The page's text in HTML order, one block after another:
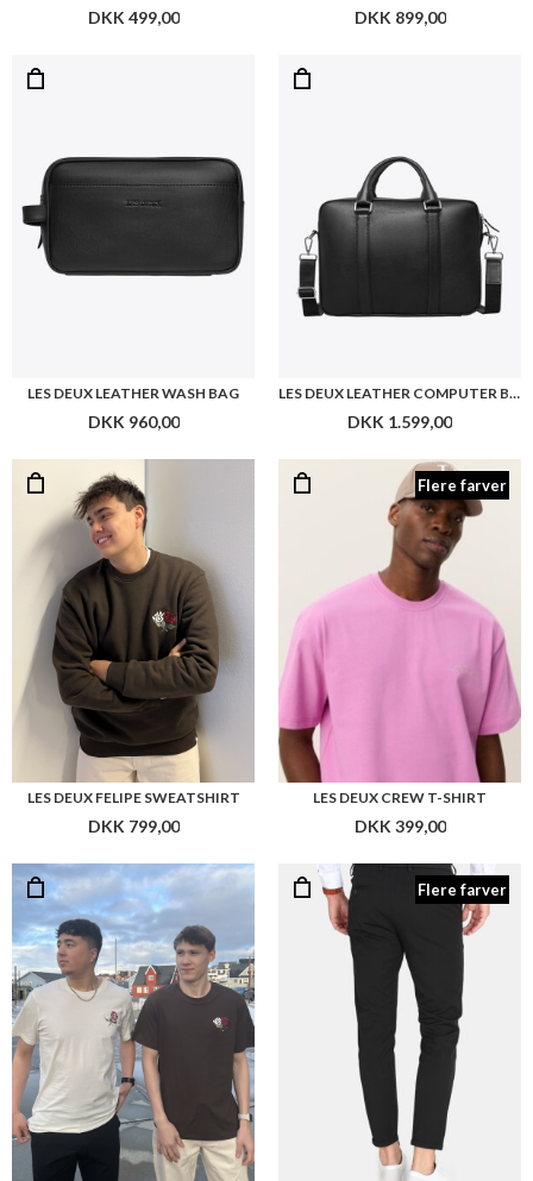
DKK 499,00 DKK 899,00
LES DEUX LEATHER WASH BAG
DKK 960,00
LES DEUX LEATHER COMPUTER BAG SINGLE
DKK 1.599,00
LES DEUX FELIPE SWEATSHIRT
DKK 799,00
Flere farver
LES DEUX CREW T-SHIRT
DKK 399,00
Flere farver